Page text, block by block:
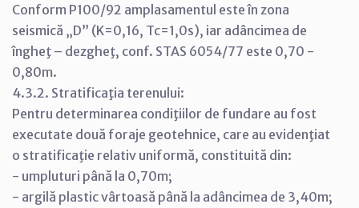
Conform P100/92 amplasamentul este în zona
seismică „D” (K=0,16, Tc=1,0s), iar adâncimea de
îngheţ – dezgheţ, conf. STAS 6054/77 este 0,70 -
0,80m.
4.3.2. Stratificaţia terenului:
Pentru determinarea condiţiilor de fundare au fost
executate două foraje geotehnice, care au evidenţiat
o stratificaţie relativ uniformă, constituită din:
- umpluturi până la 0,70m;
- argilă plastic vârtoasă până la adâncimea de 3,40m;